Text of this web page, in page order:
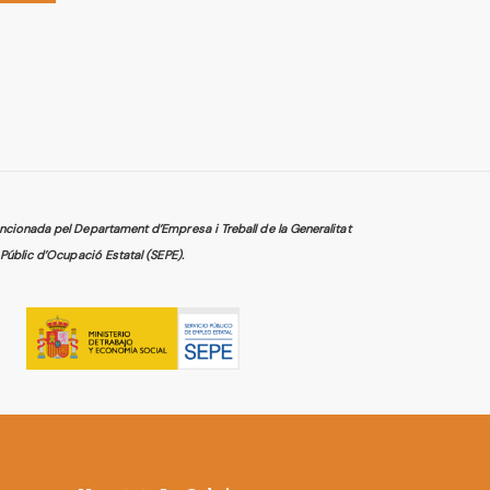
pel Departament d’Empresa i Treball de la Generalitat
d’Ocupació Estatal (SEPE).